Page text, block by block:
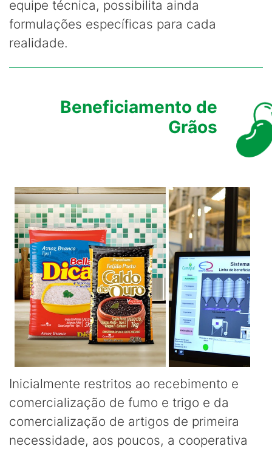
equipe técnica, possibilita ainda
formulações específicas para cada
realidade.
Beneficiamento de
Grãos
Inicialmente restritos ao recebimento e
comercialização de fumo e trigo e da
comercialização de artigos de primeira
necessidade, aos poucos, a cooperativa